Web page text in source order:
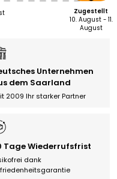
Zugestellt
10. August - 11.
August
Unternehmen
dem Saarland
2009 Ihr starker Partner
Tage Wiederrufsfrist
dank